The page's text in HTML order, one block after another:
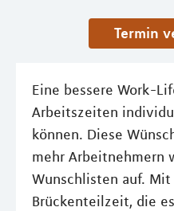
Termin
Eine bessere Work-
Arbeitszeiten
können. Diese
mehr Arbeitnehmern
Wunschlisten auf. Mit
Brückenteilzeit, die